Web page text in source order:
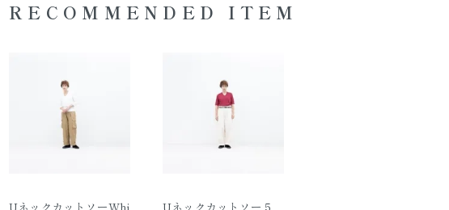
RECOMMENDED ITEM
UネックカットソーWhi
Uネックカットソー５